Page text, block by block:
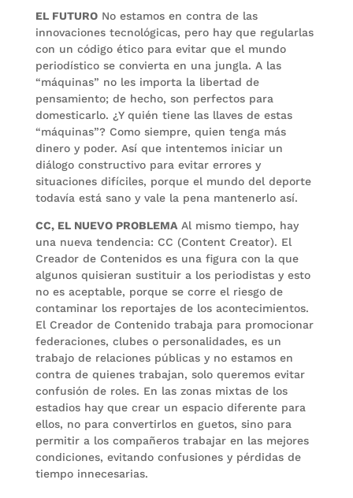
EL FUTURONo estamos en contra de las
innovaciones tecnológicas, pero hay que regularlas
con un código ético para evitar que el mundo
periodístico se convierta en una jungla. A las
“máquinas” no les importa la libertad de
pensamiento; de hecho, son perfectos para
domesticarlo. ¿Y quién tiene las llaves de estas
“máquinas”? Como siempre, quien tenga más
dinero y poder. Así que intentemos iniciar un
diálogo constructivo para evitar errores y
situaciones difíciles, porque el mundo del deporte
todavía está sano y vale la pena mantenerlo así.
CC, EL NUEVO PROBLEMAAl mismo tiempo, hay
una nueva tendencia: CC (Content Creator). El
Creador de Contenidos es una figura con la que
algunos quisieran sustituir a los periodistas y esto
no es aceptable, porque se corre el riesgo de
contaminar los reportajes de los acontecimientos.
El Creador de Contenido trabaja para promocionar
federaciones, clubes o personalidades, es un
trabajo de relaciones públicas y no estamos en
contra de quienes trabajan, solo queremos evitar
confusión de roles. En las zonas mixtas de los
estadios hay que crear un espacio diferente para
ellos, no para convertirlos en guetos, sino para
permitir a los compañeros trabajar en las mejores
condiciones, evitando confusiones y pérdidas de
tiempo innecesarias.